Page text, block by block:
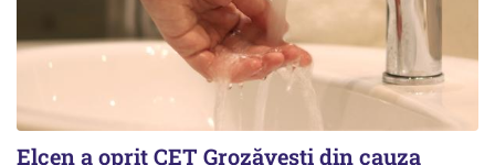
Elcen a oprit CET Grozăvești din cauza